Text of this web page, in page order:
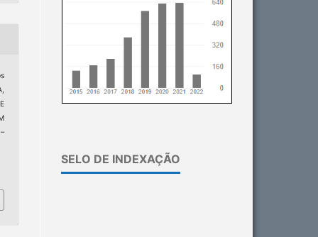
SELO DE INDEXAÇÃO